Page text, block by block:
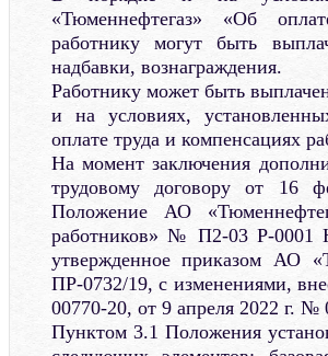
«Тюменнефтегаз» «Об
работнику могут быть
надбавки, вознаграждения.
Работнику может быть
и на условиях,
оплате труда и компенсациях
На момент заключения
трудовому договору от 16
Положение АО
работников» № П2-03 Р-0001
утвержденное приказом АО
ПР-0732/19, с изменениями,
00770-20, от 9 апреля 2022 г. №
Пунктом 3.1 Положения